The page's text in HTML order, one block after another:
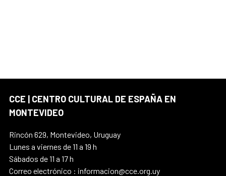
CCE | CENTRO CULTURAL DE ESPAÑA EN
MONTEVIDEO
Rincón 629, Montevideo, Uruguay
Lunes a viernes de 11 a 19 h
Sábados de 11 a 17 h
Correo electrónico : informacion@cce.org.uy